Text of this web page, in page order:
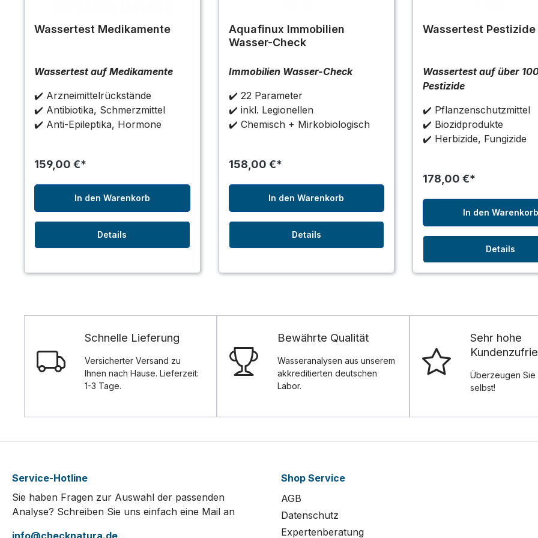
Wassertest Medikamente
Wassertest auf Medikamente
✔️ Arzneimittelrückstände
✔️ Antibiotika, Schmerzmittel
✔️ Anti-Epileptika, Hormone
159,00 €*
In den Warenkorb
Details
Aquafinux Immobilien
Wasser-Check
Immobilien Wasser-Check
✔️ 22 Parameter
✔️ inkl. Legionellen
✔️ Chemisch + Mirkobiologisch
158,00 €*
In den Warenkorb
Details
Wassertest Pestizide
Wassertest auf über
Pestizide
✔️ Pflanzenschutzmittel
✔️ Biozidprodukte
✔️ Herbizide, Fungizide
178,00 €*
In den Warenkorb
Details
Schnelle Lieferung
Versicherter Versand zu
Ihnen nach Hause. Lieferzeit:
1-3 Tage.
Bewährte Qualität
Wasseranalysen aus unserem
akkreditierten deutschen
Labor.
Sehr hohe
Überzeugen Sie
selbst!
Service-Hotline
Sie haben Fragen zur Auswahl der passenden
Analyse? Schreiben Sie uns einfach eine Mail an
Shop Service
AGB
Datenschutz
Expertenberatung